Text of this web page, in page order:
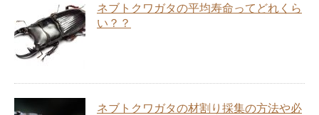
ネブトクワガタの平均寿命ってどれくら
い？？
ネブトクワガタの材割り採集の方法や必